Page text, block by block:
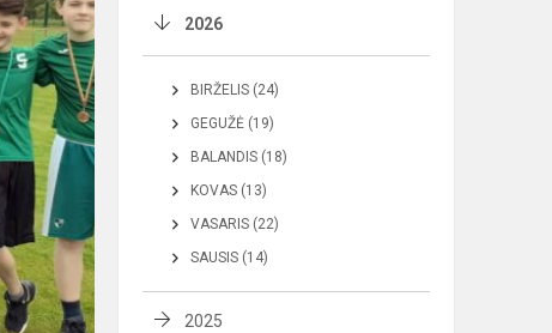
2026
BIRŽELIS (24)
GEGUŽĖ (19)
BALANDIS (18)
KOVAS (13)
VASARIS (22)
SAUSIS (14)
2025